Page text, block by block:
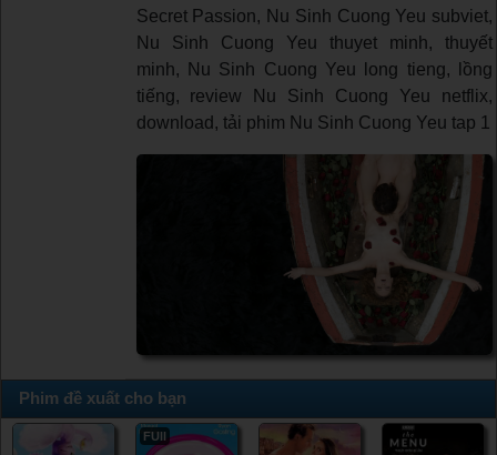
Secret Passion, Nu Sinh Cuong Yeu subviet,
Nu Sinh Cuong Yeu thuyet minh, thuyết
minh, Nu Sinh Cuong Yeu long tieng, lồng
tiếng, review Nu Sinh Cuong Yeu netflix,
download, tải phim Nu Sinh Cuong Yeu tap 1
Phim đề xuất cho bạn
FUll